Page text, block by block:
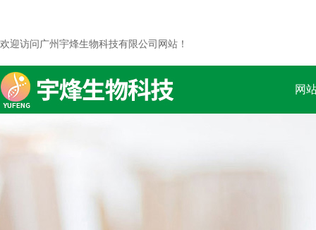
欢迎访问广州宇烽生物科技有限公司网站！
网